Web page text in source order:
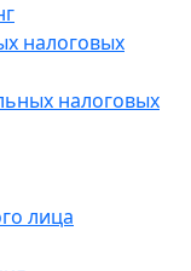
налоговых
налоговых
лица